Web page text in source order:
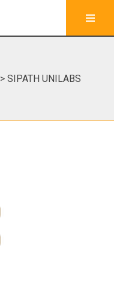
> SIPATH UNILABS